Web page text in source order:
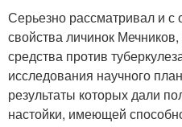
Серьезно рассматривал и с
свойства личинок
средства против
исследования научного
результаты которых дали
настойки, имеющей